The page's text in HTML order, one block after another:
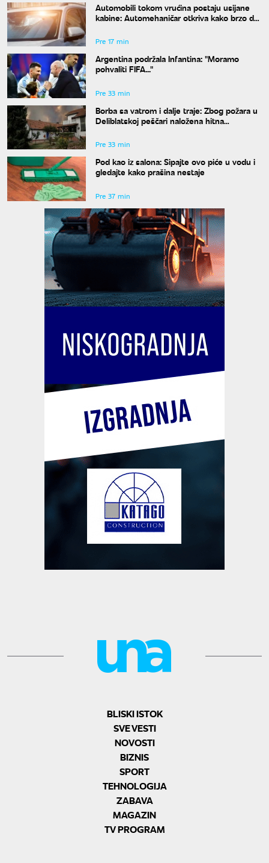
Automobili tokom vrućina postaju usijane
kabine: Automehaničar otkriva kako brzo da
Pre 17 min
Argentina podržala Infantina: "Moramo
pohvaliti FIFA..."
Pre 33 min
Borba sa vatrom i dalje traje: Zbog požara u
Deliblatskoj peščari naložena hitna
Pre 33 min
Pod kao iz salona: Sipajte ovo piće u vodu i
gledajte kako prašina nestaje
Pre 37 min
BLISKI ISTOK
SVE VESTI
NOVOSTI
BIZNIS
SPORT
TEHNOLOGIJA
ZABAVA
MAGAZIN
TV PROGRAM